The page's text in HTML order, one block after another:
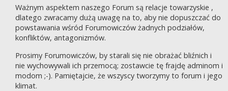
Ważnym aspektem naszego Forum są relacje towarzyskie ,
dlatego zwracamy dużą uwagę na to, aby nie dopuszczać do
powstawania wśród Forumowiczów żadnych podziałów,
konfliktów, antagonizmów.
Prosimy Forumowiczów, by starali się nie obrażać bliźnich i
nie wychowywali ich przemocą; zostawcie tę frajdę adminom i
modom ;-). Pamiętajcie, że wszyscy tworzymy to forum i jego
klimat.